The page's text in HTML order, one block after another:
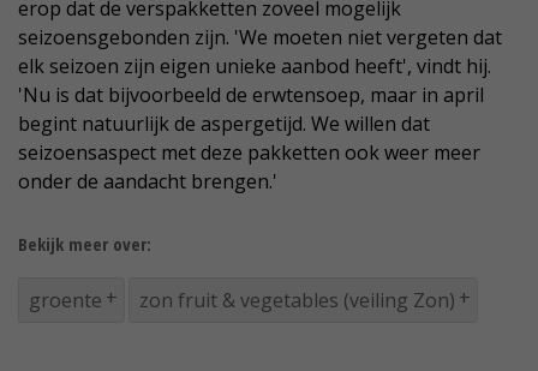
erop dat de verspakketten zoveel mogelijk
seizoensgebonden zijn. 'We moeten niet vergeten dat
elk seizoen zijn eigen unieke aanbod heeft', vindt hij.
'Nu is dat bijvoorbeeld de erwtensoep, maar in april
begint natuurlijk de aspergetijd. We willen dat
seizoensaspect met deze pakketten ook weer meer
onder de aandacht brengen.'
Bekijk meer over:
groente zon fruit & vegetables (veiling Zon)